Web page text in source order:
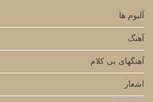
آلبوم ها
آهنگ
آهنگهای بی کلام
اشعار